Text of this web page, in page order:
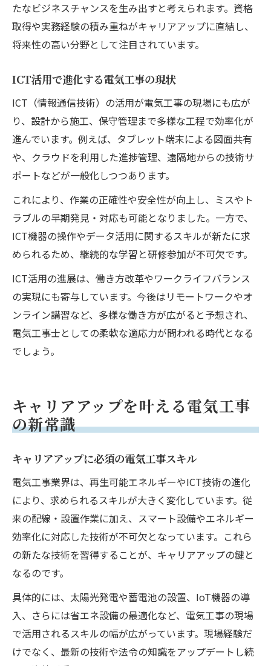
たなビジネスチャンスを生み出すと考えられます。資格
取得や実務経験の積み重ねがキャリアアップに直結し、
将来性の高い分野として注目されています。
ICT活用で進化する電気工事の現状
ICT（情報通信技術）の活用が電気工事の現場にも広が
り、設計から施工、保守管理まで多様な工程で効率化が
進んでいます。例えば、タブレット端末による図面共有
や、クラウドを利用した進捗管理、遠隔地からの技術サ
ポートなどが一般化しつつあります。
これにより、作業の正確性や安全性が向上し、ミスやト
ラブルの早期発見・対応も可能となりました。一方で、
ICT機器の操作やデータ活用に関するスキルが新たに求
められるため、継続的な学習と研修参加が不可欠です。
ICT活用の進展は、働き方改革やワークライフバランス
の実現にも寄与しています。今後はリモートワークやオ
ンライン講習など、多様な働き方が広がると予想され、
電気工事士としての柔軟な適応力が問われる時代となる
でしょう。
キャリアアップを叶える電気工事
の新常識
キャリアアップに必須の電気工事スキル
電気工事業界は、再生可能エネルギーやICT技術の進化
により、求められるスキルが大きく変化しています。従
来の配線・設置作業に加え、スマート設備やエネルギー
効率化に対応した技術が不可欠となっています。これら
の新たな技術を習得することが、キャリアアップの鍵と
なるのです。
具体的には、太陽光発電や蓄電池の設置、IoT機器の導
入、さらには省エネ設備の最適化など、電気工事の現場
で活用されるスキルの幅が広がっています。現場経験だ
けでなく、最新の技術や法令の知識をアップデートし続